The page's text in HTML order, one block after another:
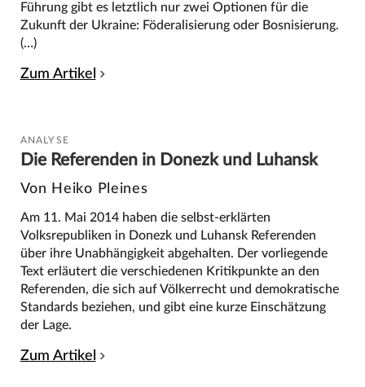
Führung gibt es letztlich nur zwei Optionen für die
Zukunft der Ukraine: Föderalisierung oder Bosnisierung.
(…)
Zum Artikel
ANALYSE
Die Referenden in Donezk und Luhansk
Von Heiko Pleines
Am 11. Mai 2014 haben die selbst-erklärten
Volksrepubliken in Donezk und Luhansk Referenden
über ihre Unabhängigkeit abgehalten. Der vorliegende
Text erläutert die verschiedenen Kritikpunkte an den
Referenden, die sich auf Völkerrecht und demokratische
Standards beziehen, und gibt eine kurze Einschätzung
der Lage.
Zum Artikel